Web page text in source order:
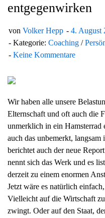
entgegenwirken
von Volker Hepp
4. August
Kategorie: Coaching /
Keine Kommentare
Wir haben alle unsere
Elternschaft und oft auch die
unmerklich in ein Hamsterrad
auch das unbemerkt,
berichtet auch der neue
nennt sich das Werk und es
derzeit zu einem enormen
Jetzt wäre es natürlich
Vielleicht auf die Wirtschaft
zwingt. Oder auf den Staat,